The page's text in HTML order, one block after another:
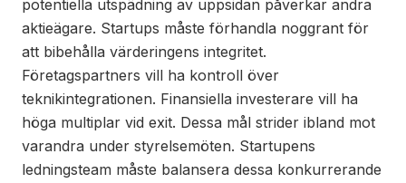
potentiella utspädning av uppsidan påverkar andra
aktieägare. Startups måste förhandla noggrant för
att bibehålla värderingens integritet.
Företagspartners vill ha kontroll över
teknikintegrationen. Finansiella investerare vill ha
höga multiplar vid exit. Dessa mål strider ibland mot
varandra under styrelsemöten. Startupens
ledningsteam måste balansera dessa konkurrerande